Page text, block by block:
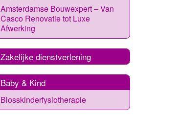
Amsterdamse Bouwexpert – Van
Casco Renovatie tot Luxe
Afwerking
Zakelijke dienstverlening
Baby & Kind
Blosskinderfysiotherapie